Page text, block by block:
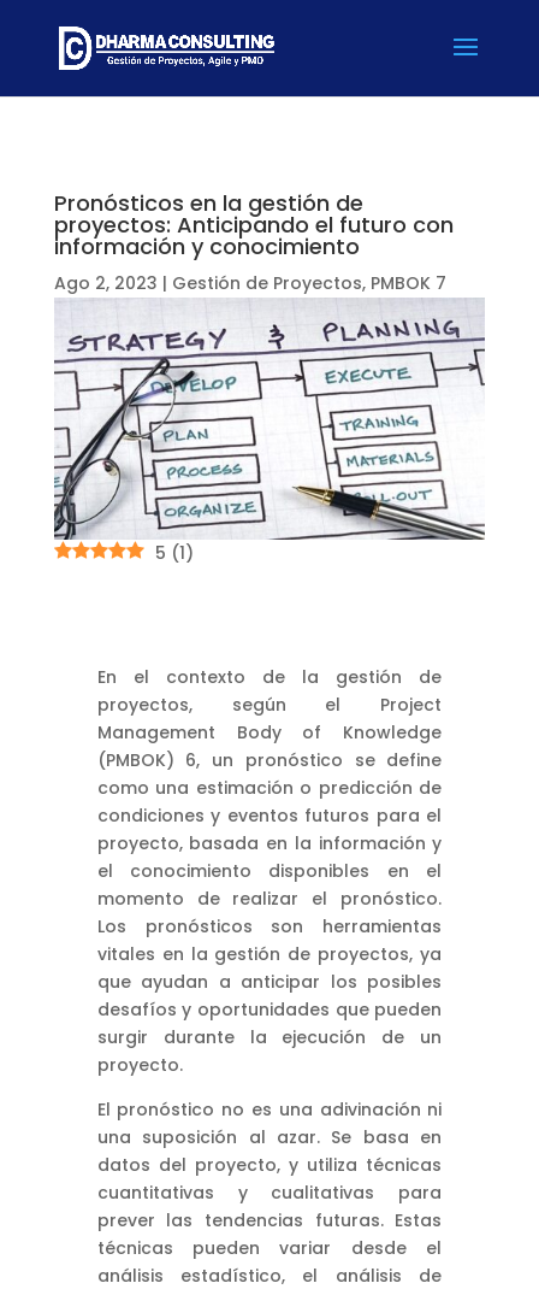
Pronósticos en la gestión de
proyectos: Anticipando el futuro con
información y conocimiento
Ago 2, 2023 | Gestión de Proyectos, PMBOK 7
5 (1)
En el contexto de la gestión de
proyectos, según el Project
Management Body of Knowledge
(PMBOK) 6, un pronóstico se define
como una estimación o predicción de
condiciones y eventos futuros para el
proyecto, basada en la información y
el conocimiento disponibles en el
momento de realizar el pronóstico.
Los pronósticos son herramientas
vitales en la gestión de proyectos, ya
que ayudan a anticipar los posibles
desafíos y oportunidades que pueden
surgir durante la ejecución de un
proyecto.
El pronóstico no es una adivinación ni
una suposición al azar. Se basa en
datos del proyecto, y utiliza técnicas
cuantitativas y cualitativas para
prever las tendencias futuras. Estas
técnicas pueden variar desde el
análisis estadístico, el análisis de